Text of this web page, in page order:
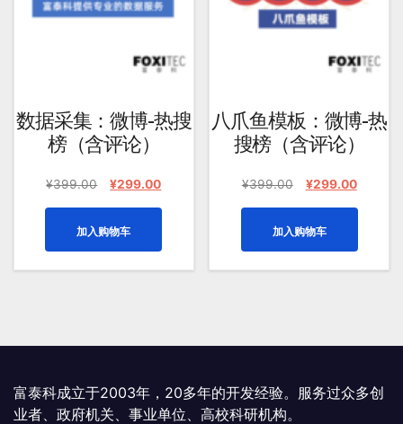
序
数据采集：微博-热搜
榜（含评论）
¥399.00
原
¥399.00。
¥299.00当
为：
¥299.00。
加入购物车
八爪鱼模板：微博-热
搜榜（含评论）
¥399.00
原
¥399.00。
¥299.00当
为：
加入购物车
富泰科成立于2003年，20多年的开发经验。服务过众多创
业者、政府机关、事业单位、高校科研机构。